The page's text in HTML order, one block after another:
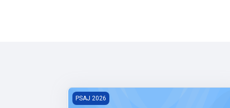
Bahasa Indonesia Sesi 1
PSAJ 2026